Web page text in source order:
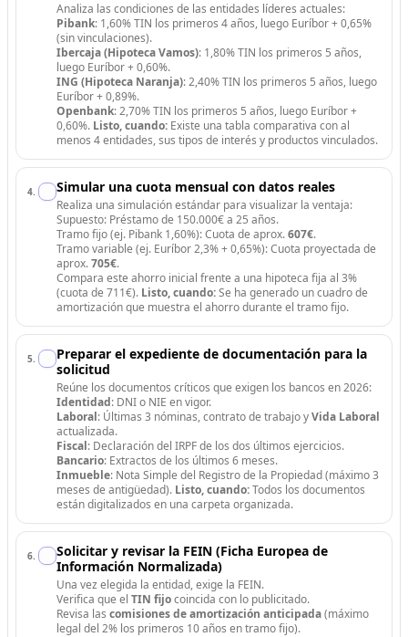
Analiza las condiciones de las entidades líderes actuales:
Pibank: 1,60% TIN los primeros 4 años, luego Euríbor + 0,65%
(sin vinculaciones).
Ibercaja (Hipoteca Vamos): 1,80% TIN los primeros 5 años,
luego Euríbor + 0,60%.
ING (Hipoteca Naranja): 2,40% TIN los primeros 5 años, luego
Euríbor + 0,89%.
Openbank: 2,70% TIN los primeros 5 años, luego Euríbor +
0,60%. Listo, cuando: Existe una tabla comparativa con al
menos 4 entidades, sus tipos de interés y productos vinculados.
4. Simular una cuota mensual con datos reales
Realiza una simulación estándar para visualizar la ventaja:
Supuesto: Préstamo de 150.000€ a 25 años.
Tramo fijo (ej. Pibank 1,60%): Cuota de aprox.607€.
Tramo variable (ej. Euríbor 2,3% + 0,65%): Cuota proyectada de
aprox.705€.
Compara este ahorro inicial frente a una hipoteca fija al 3%
(cuota de 711€). Listo, cuando:Se ha generado un cuadro de
amortización que muestra el ahorro durante el tramo fijo.
5.
Preparar el expediente de documentación para la
solicitud
Reúne los documentos críticos que exigen los bancos en 2026:
Identidad: DNI o NIE en vigor.
Laboral: Últimas 3 nóminas, contrato de trabajo yVida Laboral
actualizada.
Fiscal: Declaración del IRPF de los dos últimos ejercicios.
Bancario: Extractos de los últimos 6 meses.
Inmueble: Nota Simple del Registro de la Propiedad (máximo 3
meses de antigüedad). Listo, cuando:Todos los documentos
están digitalizados en una carpeta organizada.
6.
Solicitar y revisar la FEIN (Ficha Europea de
Información Normalizada)
Una vez elegida la entidad, exige la FEIN.
Verifica que el TIN fijocoincida con lo publicitado.
Revisa las comisiones de amortización anticipada(máximo
legal del 2% los primeros 10 años en tramo fijo).